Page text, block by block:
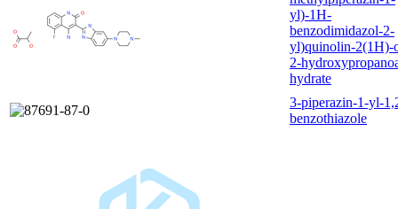
yl)-1H-
benzodimidazol-2-
yl)quinolin-2(1H)-
2-
hydrate
3-piperazin-1-yl-
benzothiazole